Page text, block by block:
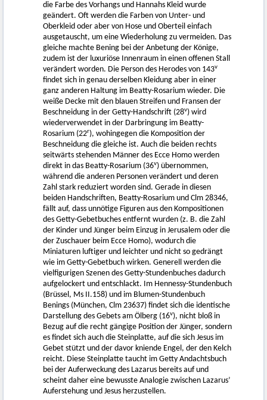
die Farbe des Vorhangs und Hannahs Kleid wurde
geändert. Oft werden die Farben von Unter- und
Oberkleid oder aber von Hose und Oberteil einfach
ausgetauscht, um eine Wiederholung zu vermeiden. Das
gleiche machte Bening bei der Anbetung der Könige,
zudem ist der luxuriöse Innenraum in einen offenen Stall
verändert worden. Die Person des Herodes von 143v
findet sich in genau derselben Kleidung aber in einer
ganz anderen Haltung im Beatty-Rosarium wieder. Die
weiße Decke mit den blauen Streifen und Fransen der
Beschneidung in der Getty-Handschrift (28v) wird
wiederverwendet in der Darbringung im Beatty-
Rosarium (22r), wohingegen die Komposition der
Beschneidung die gleiche ist. Auch die beiden rechts
seitwärts stehenden Männer des Ecce Homo werden
direkt in das Beatty-Rosarium (36v) übernommen,
während die anderen Personen verändert und deren
Zahl stark reduziert worden sind. Gerade in diesen
beiden Handschriften, Beatty-Rosarium und Clm 28346,
fällt auf, dass unnötige Figuren aus den Kompositionen
des Getty-Gebetbuches entfernt wurden (z. B. die Zahl
der Kinder und Jünger beim Einzug in Jerusalem oder die
der Zuschauer beim Ecce Homo), wodurch die
Miniaturen luftiger und leichter und nicht so gedrängt
wie im Getty-Gebetbuch wirken. Generell werden die
vielfigurigen Szenen des Getty-Stundenbuches dadurch
aufgelockert und entschlackt. Im Hennessy-Stundenbuch
(Brüssel, Ms II.158) und im Blumen-Stundenbuch
Benings (München, Clm 23637) findet sich die identische
Darstellung des Gebets am Ölberg (16v), nicht bloß in
Bezug auf die recht gängige Position der Jünger, sondern
es findet sich auch die Steinplatte, auf die sich Jesus im
Gebet stützt und der davor kniende Engel, der den Kelch
reicht. Diese Steinplatte taucht im Getty Andachtsbuch
bei der Auferweckung des Lazarus bereits auf und
scheint daher eine bewusste Analogie zwischen Lazarus’
Auferstehung und Jesus herzustellen.